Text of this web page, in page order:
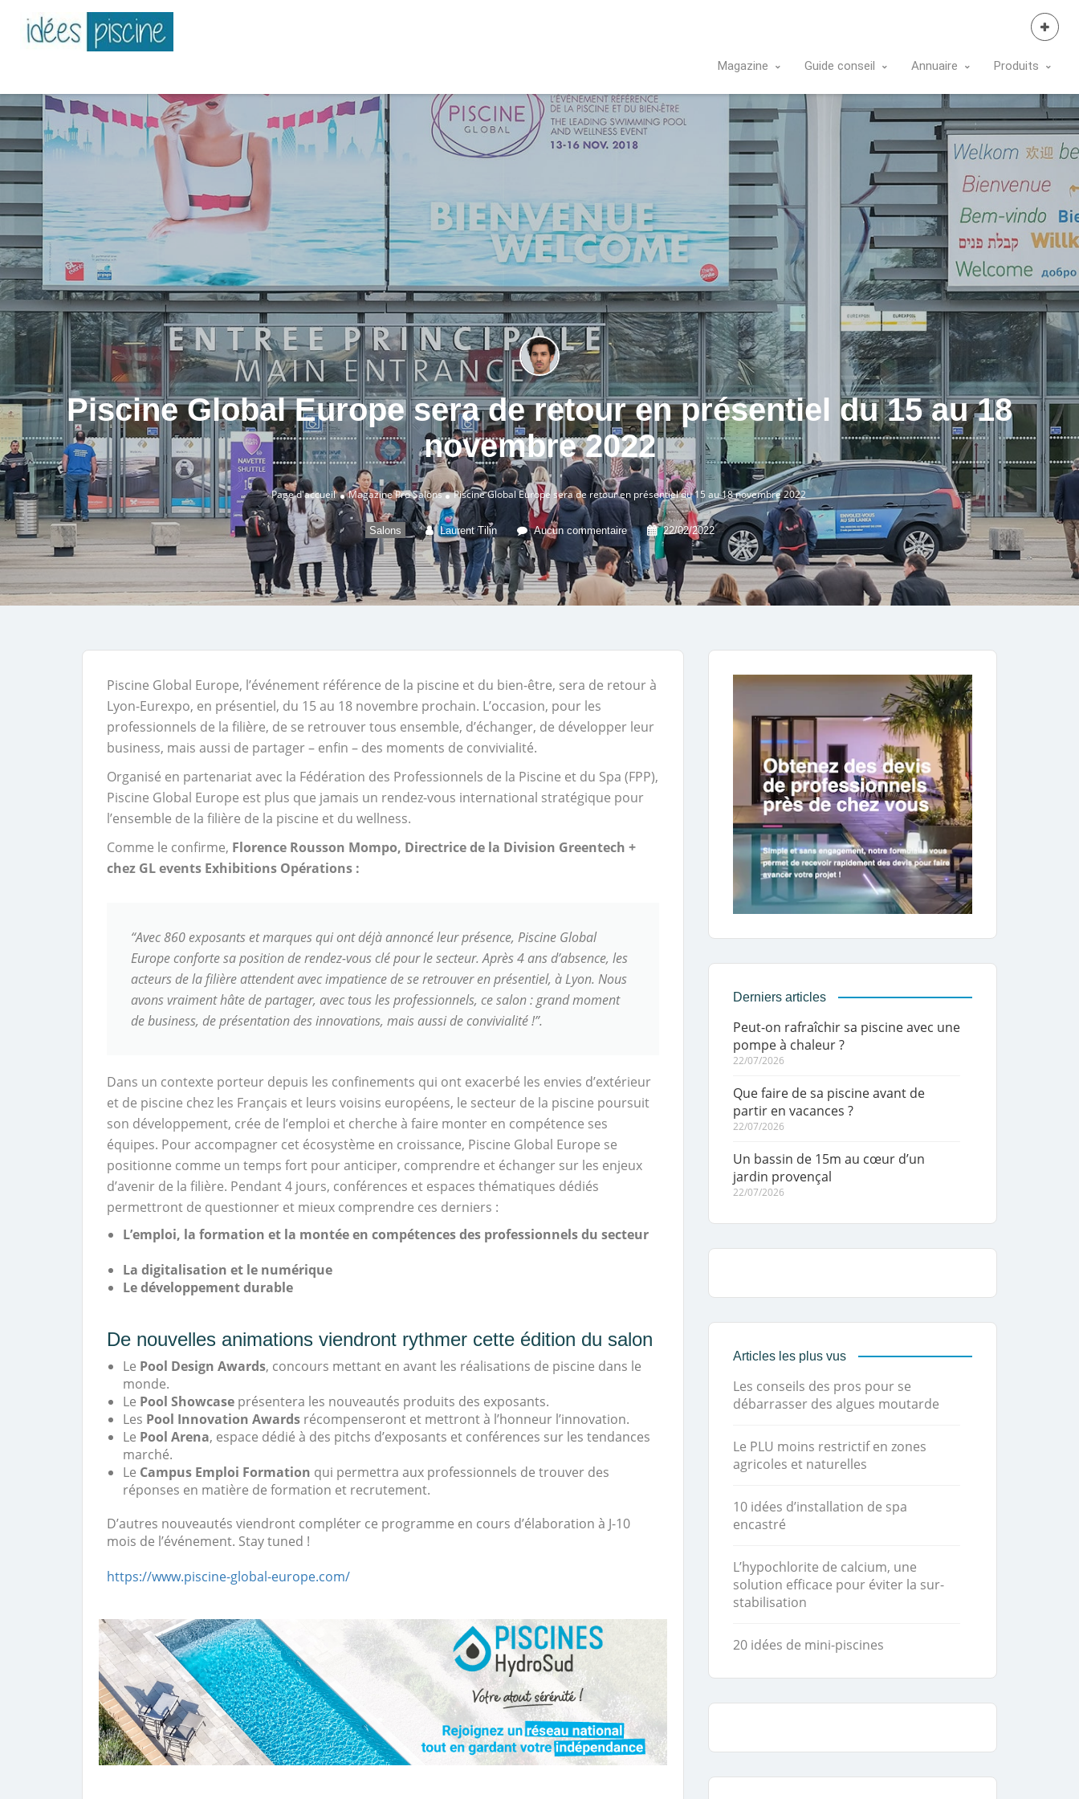
Magazine Guide conseil Annuaire Produits
Piscine Global Europe sera de retour en présentiel du 15 au 18
novembre 2022
Page d'accueil Magazine ProSalons Piscine Global Europe sera de retour en présentiel du 15 au 18 novembre 2022
Salons Laurent Tilin Aucun commentaire 22/02/2022
Piscine Global Europe, l’événement référence de la piscine et du bien-être, sera de retour à
Lyon-Eurexpo, en présentiel, du 15 au 18 novembre prochain. L’occasion, pour les
professionnels de la filière, de se retrouver tous ensemble, d’échanger, de développer leur
business, mais aussi de partager – enfin – des moments de convivialité.
Organisé en partenariat avec la Fédération des Professionnels de la Piscine et du Spa (FPP),
Piscine Global Europe est plus que jamais un rendez-vous international stratégique pour
l’ensemble de la filière de la piscine et du wellness.
Comme le confirme, Florence Rousson Mompo, Directrice de la Division Greentech +
chez GL events Exhibitions Opérations :
“Avec 860 exposants et marques qui ont déjà annoncé leur présence, Piscine Global
Europe conforte sa position de rendez-vous clé pour le secteur. Après 4 ans d’absence, les
acteurs de la filière attendent avec impatience de se retrouver en présentiel, à Lyon. Nous
avons vraiment hâte de partager, avec tous les professionnels, ce salon : grand moment
de business, de présentation des innovations, mais aussi de convivialité !”.
Dans un contexte porteur depuis les confinements qui ont exacerbé les envies d’extérieur
et de piscine chez les Français et leurs voisins européens, le secteur de la piscine poursuit
son développement, crée de l’emploi et cherche à faire monter en compétence ses
équipes. Pour accompagner cet écosystème en croissance, Piscine Global Europe se
positionne comme un temps fort pour anticiper, comprendre et échanger sur les enjeux
d’avenir de la filière. Pendant 4 jours, conférences et espaces thématiques dédiés
permettront de questionner et mieux comprendre ces derniers :
L’emploi, la formation et la montée en compétencesdes professionnels du secteur
La digitalisation et le numérique
Le développement durable
De nouvelles animations viendront rythmer cette édition du salon
Le Pool Design Awards, concours mettant en avant les réalisations de piscine dans le
monde.
Le Pool Showcase présentera les nouveautés produits des exposants.
Les Pool Innovation Awards récompenseront et mettront à l’honneur l’innovation.
Le Pool Arena, espace dédié à des pitchs d’exposants et conférences sur les tendances
marché.
Le Campus Emploi Formation qui permettra aux professionnels de trouver des
réponses en matière de formation et recrutement.
D’autres nouveautés viendront compléter ce programme en cours d’élaboration à J-10
mois de l’événement. Stay tuned !
https://www.piscine-global-europe.com/
Derniers articles
Peut-on rafraîchir sa piscine avec une
pompe à chaleur ?
22/07/2026
Que faire de sa piscine avant de
partir en vacances ?
22/07/2026
Un bassin de 15m au cœur d’un
jardin provençal
22/07/2026
Articles les plus vus
Les conseils des pros pour se
débarrasser des algues moutarde
Le PLU moins restrictif en zones
agricoles et naturelles
10 idées d’installation de spa
encastré
L’hypochlorite de calcium, une
solution efficace pour éviter la sur-
stabilisation
20 idées de mini-piscines